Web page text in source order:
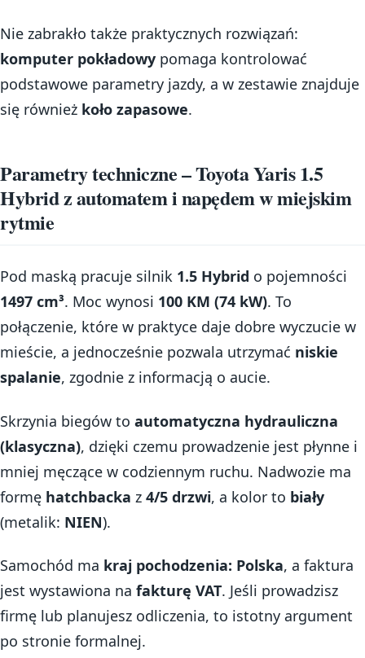
Nie zabrakło także praktycznych rozwiązań:
komputer pokładowy pomaga kontrolować
podstawowe parametry jazdy, a w zestawie znajduje
się również koło zapasowe.
Parametry techniczne – Toyota Yaris 1.5
Hybrid z automatem i napędem w miejskim
rytmie
Pod maską pracuje silnik 1.5 Hybrid o pojemności
1497 cm³. Moc wynosi 100 KM (74 kW). To
połączenie, które w praktyce daje dobre wyczucie w
mieście, a jednocześnie pozwala utrzymać niskie
spalanie, zgodnie z informacją o aucie.
Skrzynia biegów to automatyczna hydrauliczna
(klasyczna), dzięki czemu prowadzenie jest płynne i
mniej męczące w codziennym ruchu. Nadwozie ma
formę hatchbacka z 4/5 drzwi, a kolor to biały
(metalik: NIEN).
Samochód ma kraj pochodzenia: Polska, a faktura
jest wystawiona na fakturę VAT. Jeśli prowadzisz
firmę lub planujesz odliczenia, to istotny argument
po stronie formalnej.